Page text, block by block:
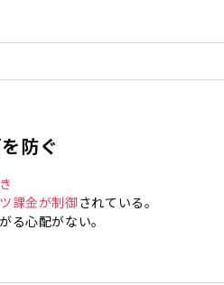
防ぐ
課金が制御されている。
る心配がない。